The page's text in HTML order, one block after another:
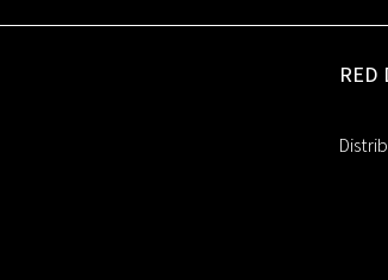
RED